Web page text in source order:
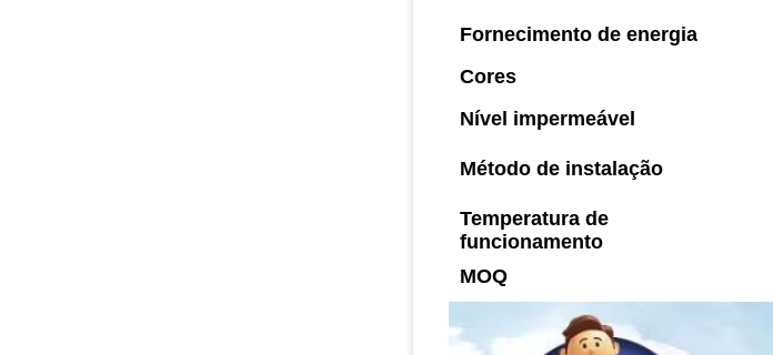
Fornecimento de energia
Cores
Nível impermeável
Método de instalação
Temperatura de
funcionamento
MOQ